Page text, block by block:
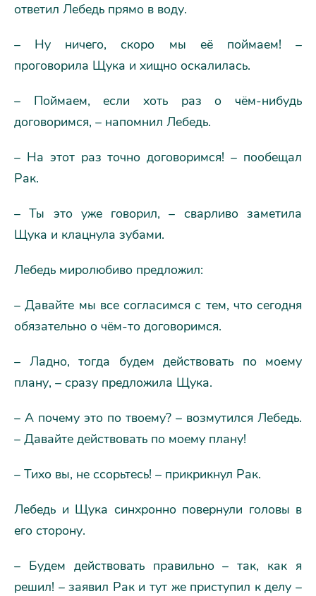
ответил Лебедь прямо в воду.
– Ну ничего, скоро мы её поймаем! –
проговорила Щука и хищно оскалилась.
– Поймаем, если хоть раз о чём-нибудь
договоримся, – напомнил Лебедь.
– На этот раз точно договоримся! – пообещал
Рак.
– Ты это уже говорил, – сварливо заметила
Щука и клацнула зубами.
Лебедь миролюбиво предложил:
– Давайте мы все согласимся с тем, что сегодня
обязательно о чём-то договоримся.
– Ладно, тогда будем действовать по моему
плану, – сразу предложила Щука.
– А почему это по твоему? – возмутился Лебедь.
– Давайте действовать по моему плану!
– Тихо вы, не ссорьтесь! – прикрикнул Рак.
Лебедь и Щука синхронно повернули головы в
его сторону.
– Будем действовать правильно – так, как я
решил! – заявил Рак и тут же приступил к делу –